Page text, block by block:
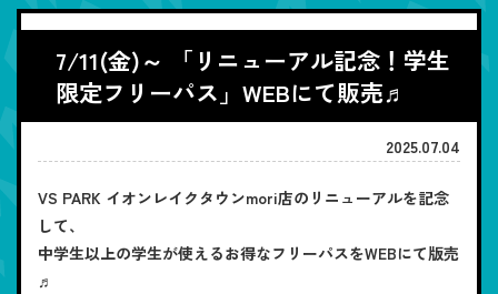
7/11(金)～ 「リニューアル記念！学生
限定フリーパス」WEBにて販売♬
2025.07.04
VS PARK イオンレイクタウンmori店のリニューアルを記念
して、
中学生以上の学生が使えるお得なフリーパスをWEBにて版売
♬